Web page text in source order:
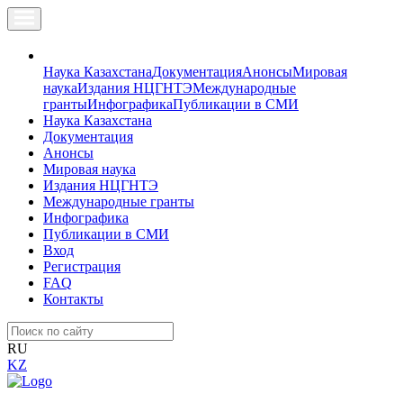
Наука КазахстанаДокументацияАнонсыМировая
наукаИздания НЦГНТЭМеждународные
грантыИнфографикаПубликации в СМИ
Наука Казахстана
Документация
Анонсы
Мировая наука
Издания НЦГНТЭ
Международные гранты
Инфографика
Публикации в СМИ
Вход
Регистрация
FAQ
Контакты
RU
KZ